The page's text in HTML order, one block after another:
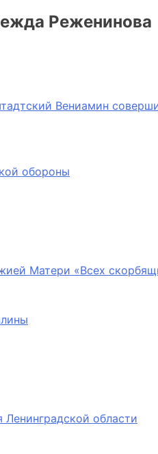
Реженинова
Вениамин
обороны
Матери «Всех
области